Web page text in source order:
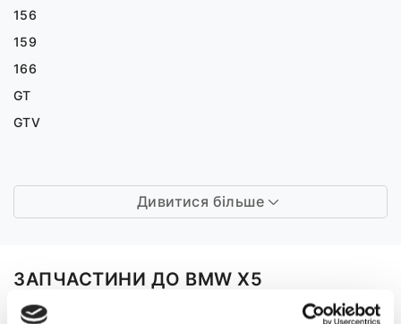
156
159
166
GT
GTV
Дивитися більше
ЗАПЧАСТИНИ ДО BMW X5